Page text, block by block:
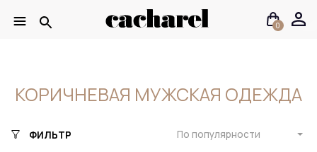
0
КОРИЧНЕВАЯ МУЖСКАЯ ОДЕЖДА
ФИЛЬТР По популярности